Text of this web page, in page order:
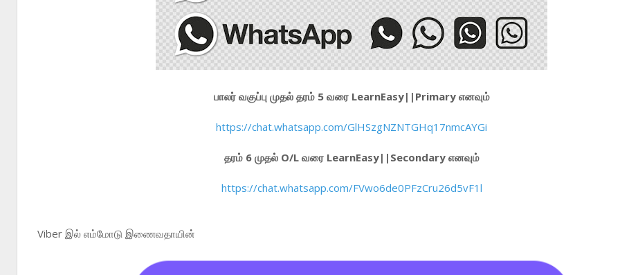
பாலர் வகுப்பு முதல் தரம் 5 வரை LearnEasy||Primary எனவும்
https://chat.whatsapp.com/GlHSzgNZNTGHq17nmcAYGi
தரம் 6 முதல் O/L வரை LearnEasy||Secondary எனவும்
https://chat.whatsapp.com/FVwo6de0PFzCru26d5vF1l
Viber இல் எம்மோடு இணைவதாயின்